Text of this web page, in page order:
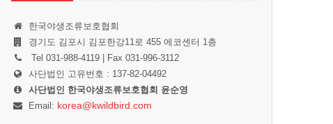
한국야생조류보호협회
경기도 김포시 김포한강11로 455 에코센터 1층
Tel 031-988-4119 | Fax 031-996-3112
사단법인 고유번호 : 137-82-04492
사단법인 한국야생조류보호협회 윤순영
Email: korea@kwildbird.com